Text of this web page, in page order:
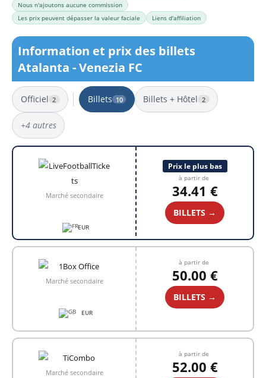
Nous n'ajoutons aucune commission
Les prix peuvent dépasser la valeur faciale
Liens d'affiliation
Information et prix des billets
Atalanta - Venezia FC
Officiel 2 Billets 10 Billets + Hôtel 2
+4 autres
10 résultats
Marché secondaire
EUR
Prix le plus bas
à partir de
34.41 €
BILLETS →
Marché secondaire
+1 EUR
à partir de
50.00 €
BILLETS →
Marché secondaire
à partir de
52.00 €